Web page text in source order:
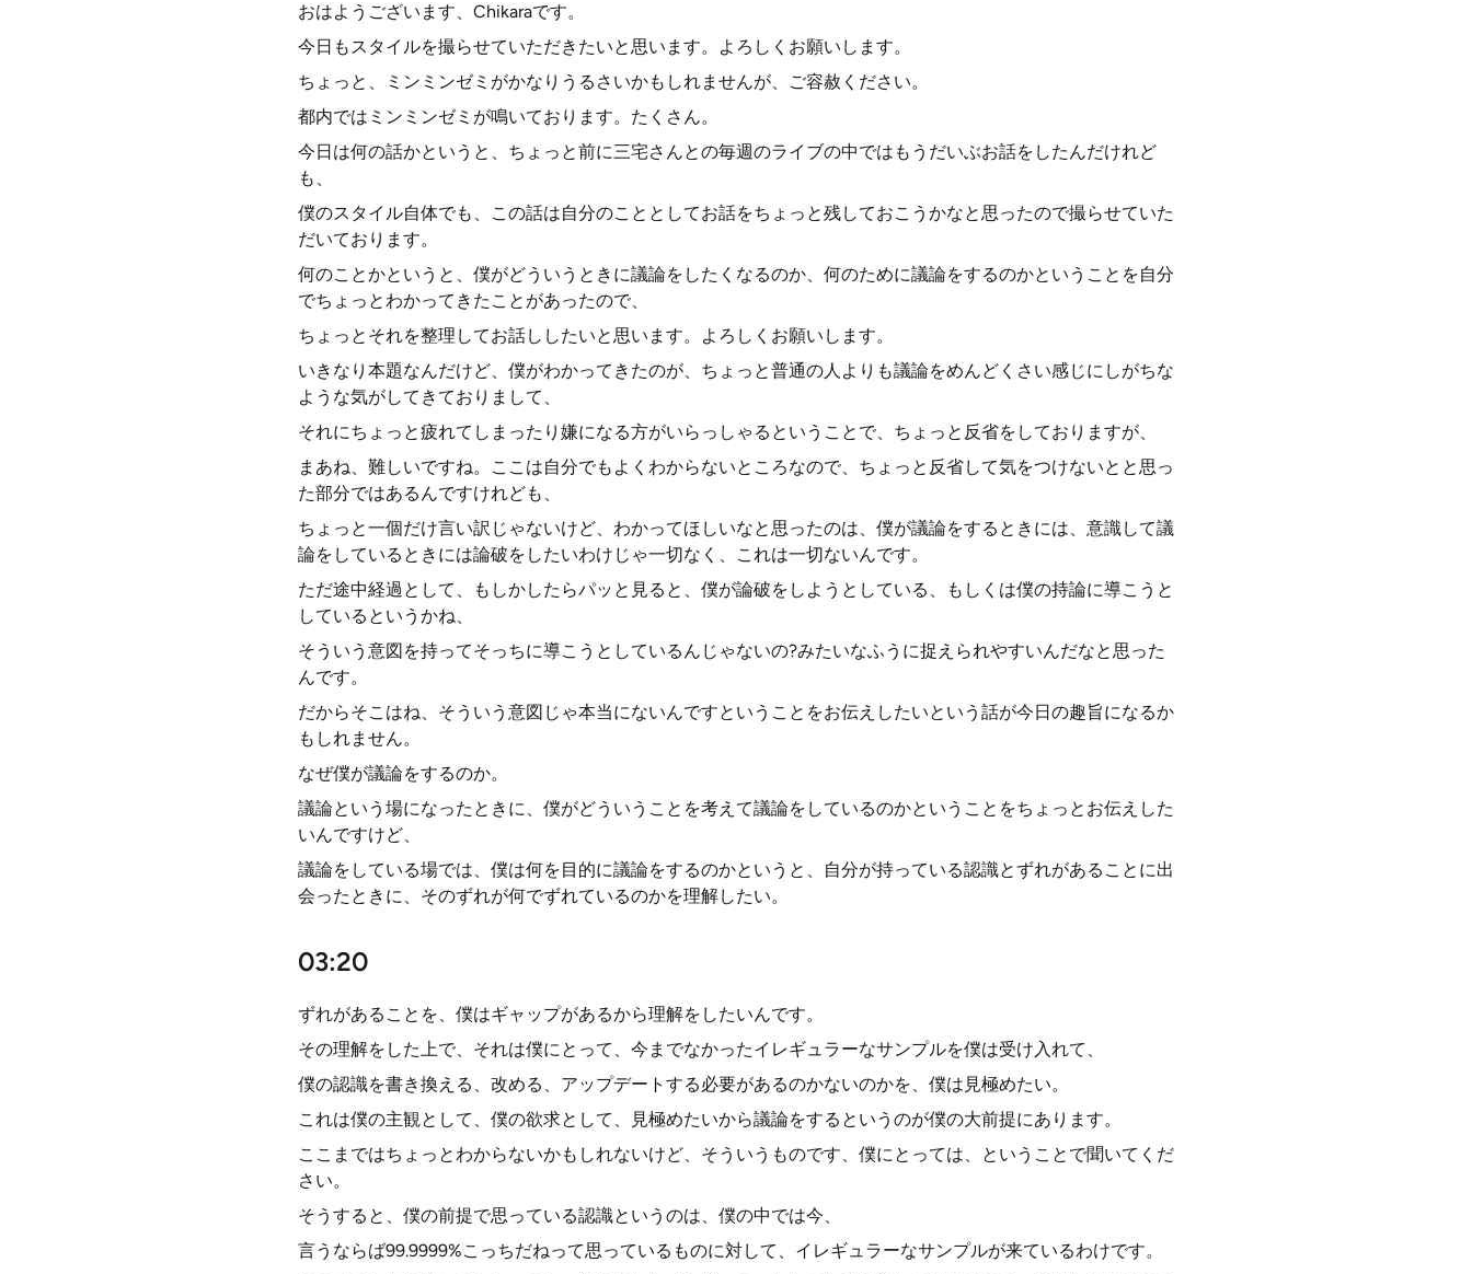
おはようございます、Chikaraです。
今日もスタイルを撮らせていただきたいと思います。よろしくお願いします。
ちょっと、ミンミンゼミがかなりうるさいかもしれませんが、ご容赦ください。
都内ではミンミンゼミが鳴いております。たくさん。
今日は何の話かというと、ちょっと前に三宅さんとの毎週のライブの中ではもうだいぶお話をしたんだけれど
も、
僕のスタイル自体でも、この話は自分のこととしてお話をちょっと残しておこうかなと思ったので撮らせていた
だいております。
何のことかというと、僕がどういうときに議論をしたくなるのか、何のために議論をするのかということを自分
でちょっとわかってきたことがあったので、
ちょっとそれを整理してお話ししたいと思います。よろしくお願いします。
いきなり本題なんだけど、僕がわかってきたのが、ちょっと普通の人よりも議論をめんどくさい感じにしがちな
ような気がしてきておりまして、
それにちょっと疲れてしまったり嫌になる方がいらっしゃるということで、ちょっと反省をしておりますが、
まあね、難しいですね。ここは自分でもよくわからないところなので、ちょっと反省して気をつけないとと思っ
た部分ではあるんですけれども、
ちょっと一個だけ言い訳じゃないけど、わかってほしいなと思ったのは、僕が議論をするときには、意識して議
論をしているときには論破をしたいわけじゃ一切なく、これは一切ないんです。
ただ途中経過として、もしかしたらパッと見ると、僕が論破をしようとしている、もしくは僕の持論に導こうと
しているというかね、
そういう意図を持ってそっちに導こうとしているんじゃないの?みたいなふうに捉えられやすいんだなと思った
んです。
だからそこはね、そういう意図じゃ本当にないんですということをお伝えしたいという話が今日の趣旨になるか
もしれません。
なぜ僕が議論をするのか。
議論という場になったときに、僕がどういうことを考えて議論をしているのかということをちょっとお伝えした
いんですけど、
議論をしている場では、僕は何を目的に議論をするのかというと、自分が持っている認識とずれがあることに出
会ったときに、そのずれが何でずれているのかを理解したい。
03:20
ずれがあることを、僕はギャップがあるから理解をしたいんです。
その理解をした上で、それは僕にとって、今までなかったイレギュラーなサンプルを僕は受け入れて、
僕の認識を書き換える、改める、アップデートする必要があるのかないのかを、僕は見極めたい。
これは僕の主観として、僕の欲求として、見極めたいから議論をするというのが僕の大前提にあります。
ここまではちょっとわからないかもしれないけど、そういうものです、僕にとっては、ということで聞いてくだ
さい。
そうすると、僕の前提で思っている認識というのは、僕の中では今、
言うならば99.9999%こっちだねって思っているものに対して、イレギュラーなサンプルが来ているわけです。